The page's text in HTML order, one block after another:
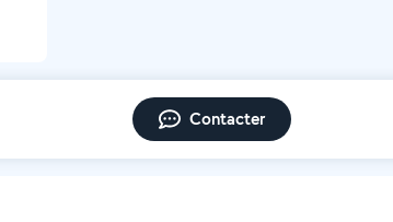
Contacter